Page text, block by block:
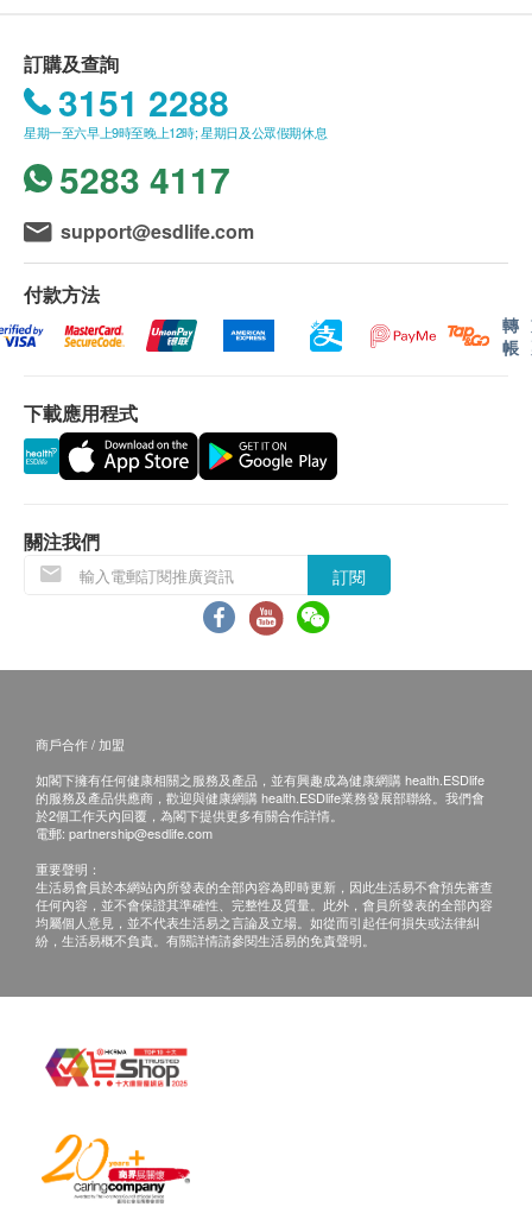
増強免疫力，幫助恢復體力，幫助上奶，適合產前
產後飲用，可以給一歲以上兒童飲用，也適合中老
年人減慢肌肉流失。
虱目魚肉不但味道鮮美，且營養價值高。含有豐富
的蛋白質及人體必需胺基酸，魚肉中的蛋白質約有
肉品更易為人體消化吸收，對正在成長發育的小孩
或術後恢復期的病患，是補充蛋白質很好的來源。
可幫助牙齒骨骼正常發育，調節生理機能。
滋補強身、增強體力。
養顏美容、幫助入睡。
產前產後或病後之補養。
促進新陳代謝、減少疲勞感。
製作工廠有ISO及食品安全HACCP認證，過程中
油脂以達到零脂肪及零膽固醇，然後經由日本原裝
進口自動化充填包裝，包裝物料採用不含塑化劑及
重金屬積層袋。充填後經高溫殺菌，可於常溫保
存，保證不含防腐劑，安心服用，對身體零負擔，
可以把營養完整吸收。產品通過國際檢測公司SGS
孕媽咪（產前、坐月、母乳餵哺）、手術或病後調
理、老人家或身體虛弱、兒童偏食、養顏保健。
三歲以下兒童，可混入食物中食用；三歲以上兒童，
可直接飲用（每日不超過60毫升）；痛風、高血壓、
腎臟病患及幼兒飲用前請先諮詢醫生
中直接飲用。
成份
虱目魚
我們將於確定訂單後3個工作天內安排發貨。
不排除運送時間會因節日而有所影響。當八號烈風
訊號懸掛或黑色暴雨警告生效時，送貨服務時間將
會延遲。
所有訂單須視乎相關貨品的供應情況再作最後確
易有權拒絕接受該訂單，並且會於送貨前透過電話
或電郵通知顧客再作安排。
保用：
退換條款：
當顧客收取已訂購之貨品時，有責任檢查貨品是否
退換產品必須包裝完整，如退換之產品有任何殘缺
或過期退回，供應商有權不受理。
如有其他損壞或遺漏查詢，顧客必須保留有效收據
正本，並於送貨後3個工作天內按下列方式聯絡 惠
通國際有限公司客戶服務部跟進。
查詢熱線: 6591 7028
訂購及查詢
3151 2288
星期一至六早上9時至晚上12時; 星期日及公眾假期休息
5283 4117
support@esdlife.com
付款方法
轉
帳
下載應用程式
關注我們
訂閱
商戶合作 / 加盟
如閣下擁有任何健康相關之服務及產品，並有興趣成為健康網購 health.ESDlife
的服務及產品供應商，歡迎與健康網購 health.ESDlife業務發展部聯絡。我們會
於2個工作天內回覆，為閣下提供更多有關合作詳情。
電郵: partnership@esdlife.com
重要聲明：
生活易會員於本網站內所發表的全部內容為即時更新，因此生活易不會預先審查
任何內容，並不會保證其準確性、完整性及質量。此外，會員所發表的全部內容
均屬個人意見，並不代表生活易之言論及立場。如從而引起任何損失或法律糾
紛，生活易概不負責。有關詳情請參閱生活易的免責聲明。